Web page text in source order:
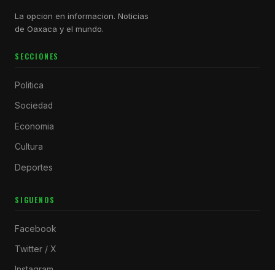
La opcion en informacion. Noticias
de Oaxaca y el mundo.
SECCIONES
Politica
Sociedad
Economia
Cultura
Deportes
SIGUENOS
Facebook
Twitter / X